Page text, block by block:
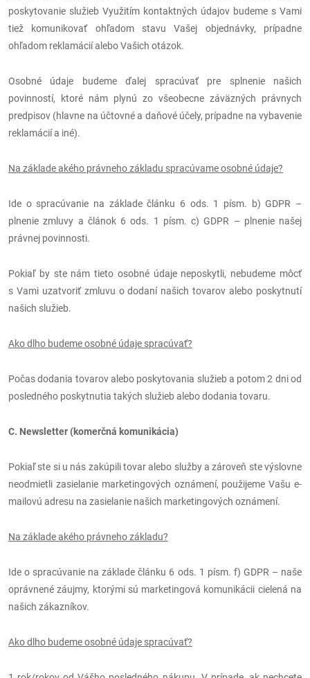
poskytovanie služieb Využitím kontaktných údajov budeme s Vami
tiež komunikovať ohľadom stavu Vašej objednávky, prípadne
ohľadom reklamácií alebo Vašich otázok.
Osobné údaje budeme ďalej spracúvať pre splnenie našich
povinností, ktoré nám plynú zo všeobecne záväzných právnych
predpisov (hlavne na účtovné a daňové účely, prípadne na vybavenie
reklamácií a iné).
Na základe akého právneho základu spracúvame osobné údaje?
Ide o spracúvanie na základe článku 6 ods. 1 písm. b) GDPR –
plnenie zmluvy a článok 6 ods. 1 písm. c) GDPR – plnenie našej
právnej povinnosti.
Pokiaľ by ste nám tieto osobné údaje neposkytli, nebudeme môcť
s Vami uzatvoriť zmluvu o dodaní našich tovarov alebo poskytnutí
našich služieb.
Ako dlho budeme osobné údaje spracúvať?
Počas dodania tovarov alebo poskytovania služieb a potom 2 dni od
posledného poskytnutia takých služieb alebo dodania tovaru.
C. Newsletter (komerčná komunikácia)
Pokiaľ ste si u nás zakúpili tovar alebo služby a zároveň ste výslovne
neodmietli zasielanie marketingových oznámení, použijeme Vašu e-
mailovú adresu na zasielanie našich marketingových oznámení.
Na základe akého právneho základu?
Ide o spracúvanie na základe článku 6 ods. 1 písm. f) GDPR – naše
oprávnené záujmy, ktorými sú marketingová komunikácii cielená na
našich zákazníkov.
Ako dlho budeme osobné údaje spracúvať?